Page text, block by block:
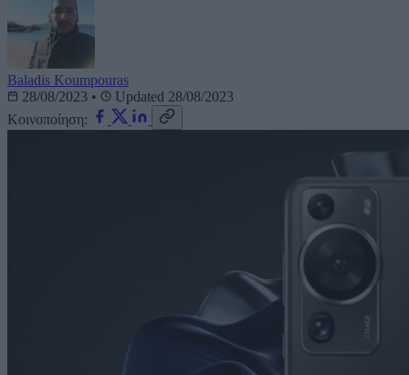
Baladis Koumpouras
28/08/2023 •
Updated 28/08/2023
Κοινοποίηση: